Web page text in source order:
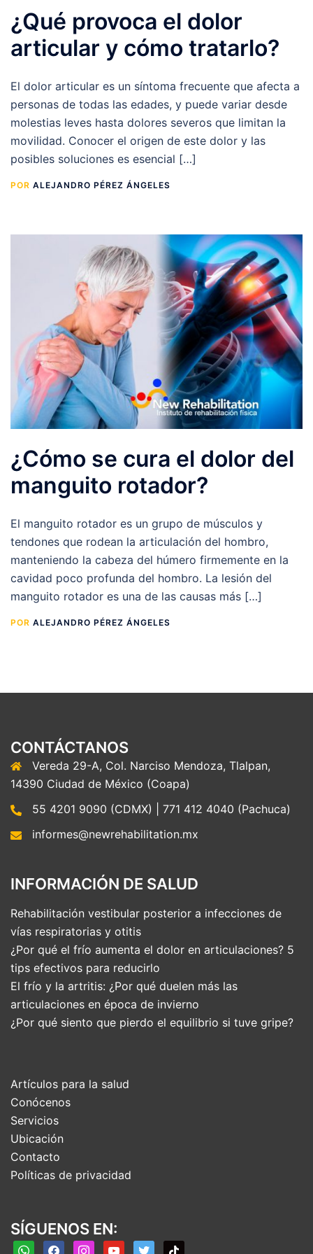
¿Qué provoca el dolor
articular y cómo tratarlo?
El dolor articular es un síntoma frecuente que afecta a
personas de todas las edades, y puede variar desde
molestias leves hasta dolores severos que limitan la
movilidad. Conocer el origen de este dolor y las
posibles soluciones es esencial […]
POR ALEJANDRO PÉREZ ÁNGELES
¿Cómo se cura el dolor del
manguito rotador?
El manguito rotador es un grupo de músculos y
tendones que rodean la articulación del hombro,
manteniendo la cabeza del húmero firmemente en la
cavidad poco profunda del hombro. La lesión del
manguito rotador es una de las causas más […]
POR ALEJANDRO PÉREZ ÁNGELES
CONTÁCTANOS
Vereda 29-A, Col. Narciso Mendoza, Tlalpan,
14390 Ciudad de México (Coapa)
55 4201 9090 (CDMX) | 771 412 4040 (Pachuca)
informes@newrehabilitation.mx
INFORMACIÓN DE SALUD
Rehabilitación vestibular posterior a infecciones de
vías respiratorias y otitis
¿Por qué el frío aumenta el dolor en articulaciones? 5
tips efectivos para reducirlo
El frío y la artritis: ¿Por qué duelen más las
articulaciones en época de invierno
¿Por qué siento que pierdo el equilibrio si tuve gripe?
Artículos para la salud
Conócenos
Servicios
Ubicación
Contacto
Políticas de privacidad
SÍGUENOS EN:
whatsappfacebookinstagramyoutubetwitter tiktok